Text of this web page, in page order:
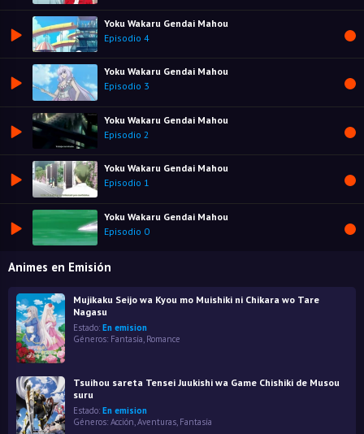
Yoku Wakaru Gendai Mahou
Episodio 4
Yoku Wakaru Gendai Mahou
Episodio 3
Yoku Wakaru Gendai Mahou
Episodio 2
Yoku Wakaru Gendai Mahou
Episodio 1
Yoku Wakaru Gendai Mahou
Episodio 0
Animes en Emisión
Mujikaku Seijo wa Kyou mo Muishiki ni Chikara wo Tare
Nagasu
Estado: En emision
Géneros: Fantasía, Romance
Tsuihou sareta Tensei Juukishi wa Game Chishiki de Musou
suru
Estado: En emision
Géneros: Acción Aventuras Fantasía